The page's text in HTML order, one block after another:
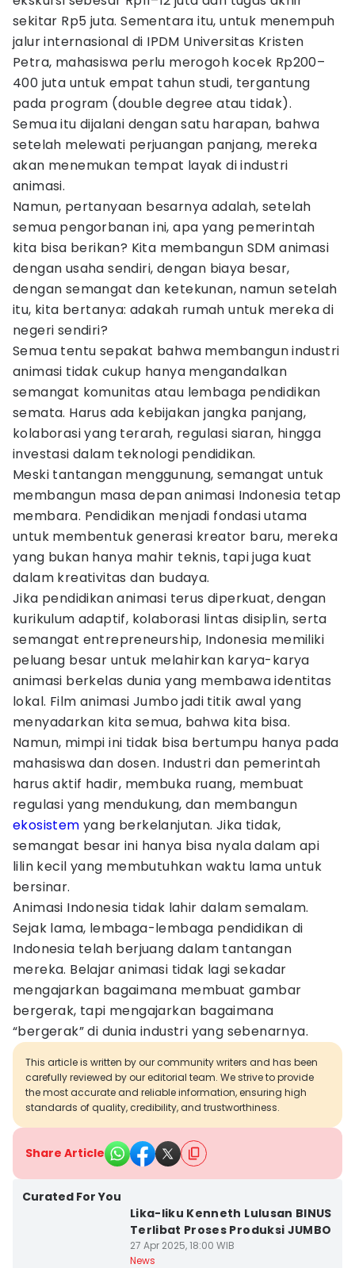
sekitar Rp5 juta. Sementara itu, untuk menempuh
jalur internasional di IPDM Universitas Kristen
Petra, mahasiswa perlu merogoh kocek Rp200–
400 juta untuk empat tahun studi, tergantung
pada program (double degree atau tidak).
Semua itu dijalani dengan satu harapan, bahwa
setelah melewati perjuangan panjang, mereka
akan menemukan tempat layak di industri
animasi.
Namun, pertanyaan besarnya adalah, setelah
semua pengorbanan ini, apa yang pemerintah
kita bisa berikan? Kita membangun SDM animasi
dengan usaha sendiri, dengan biaya besar,
dengan semangat dan ketekunan, namun setelah
itu, kita bertanya: adakah rumah untuk mereka di
negeri sendiri?
Semua tentu sepakat bahwa membangun industri
animasi tidak cukup hanya mengandalkan
semangat komunitas atau lembaga pendidikan
semata. Harus ada kebijakan jangka panjang,
kolaborasi yang terarah, regulasi siaran, hingga
investasi dalam teknologi pendidikan.
Meski tantangan menggunung, semangat untuk
membangun masa depan animasi Indonesia tetap
membara. Pendidikan menjadi fondasi utama
untuk membentuk generasi kreator baru, mereka
yang bukan hanya mahir teknis, tapi juga kuat
dalam kreativitas dan budaya.
Jika pendidikan animasi terus diperkuat, dengan
kurikulum adaptif, kolaborasi lintas disiplin, serta
semangat entrepreneurship, Indonesia memiliki
peluang besar untuk melahirkan karya-karya
animasi berkelas dunia yang membawa identitas
lokal. Film animasi Jumbo jadi titik awal yang
menyadarkan kita semua, bahwa kita bisa.
Namun, mimpi ini tidak bisa bertumpu hanya pada
mahasiswa dan dosen. Industri dan pemerintah
harus aktif hadir, membuka ruang, membuat
regulasi yang mendukung, dan membangun
ekosistem yang berkelanjutan. Jika tidak,
semangat besar ini hanya bisa nyala dalam api
lilin kecil yang membutuhkan waktu lama untuk
bersinar.
Animasi Indonesia tidak lahir dalam semalam.
Sejak lama, lembaga-lembaga pendidikan di
Indonesia telah berjuang dalam tantangan
mereka. Belajar animasi tidak lagi sekadar
mengajarkan bagaimana membuat gambar
bergerak, tapi mengajarkan bagaimana
“bergerak” di dunia industri yang sebenarnya.
This article is written by our community writers and has been
carefully reviewed by our editorial team. We strive to provide
the most accurate and reliable information, ensuring high
standards of quality, credibility, and trustworthiness.
Share Article
Curated For You
Lika-liku Kenneth Lulusan BINUS
Terlibat Proses Produksi JUMBO
27 Apr 2025, 18:00 WIB
News